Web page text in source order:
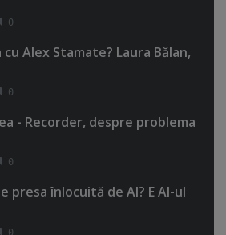
0
cu Alex Stamate? Laura Bălan,
0
- Recorder, despre problema
0
presa înlocuită de AI? E AI-ul
0